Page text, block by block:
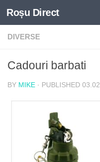
Skip to content
Roșu Direct
DIVERSE
Cadouri barbati
BY MIKE · PUBLISHED